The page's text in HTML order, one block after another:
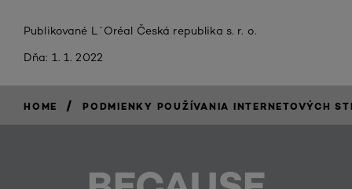
Publikované L´Oréal Česká republika s. r. o.
Dňa: 1. 1. 2022
HOME / PODMIENKY POUŽÍVANIA INTERNETOVÝCH